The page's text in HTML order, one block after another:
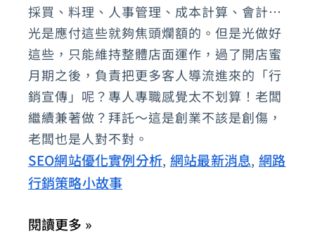
採買、料理、人事管理、成本計算、會計…
光是應付這些就夠焦頭爛額的。但是光做好
這些，只能維持整體店面運作，過了開店蜜
月期之後，負責把更多客人導流進來的「行
銷宣傳」呢？專人專職感覺太不划算！老闆
繼續兼著做？拜託～這是創業不該是創傷，
老闆也是人對不對。
SEO網站優化實例分析, 網站最新消息, 網路
行銷策略小故事
略
小
故
事-
我
們
與
餓
的
閱讀更多 »